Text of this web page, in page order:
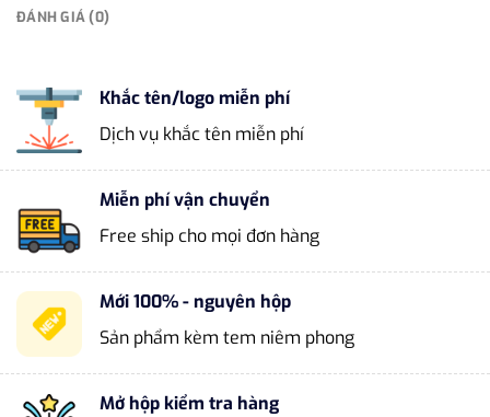
ĐÁNH GIÁ (0)
Khắc tên/logo miễn phí
Dịch vụ khắc tên miễn phí
Miễn phí vận chuyển
Free ship cho mọi đơn hàng
Mới 100% - nguyên hộp
Sản phẩm kèm tem niêm phong
Mở hộp kiểm tra hàng